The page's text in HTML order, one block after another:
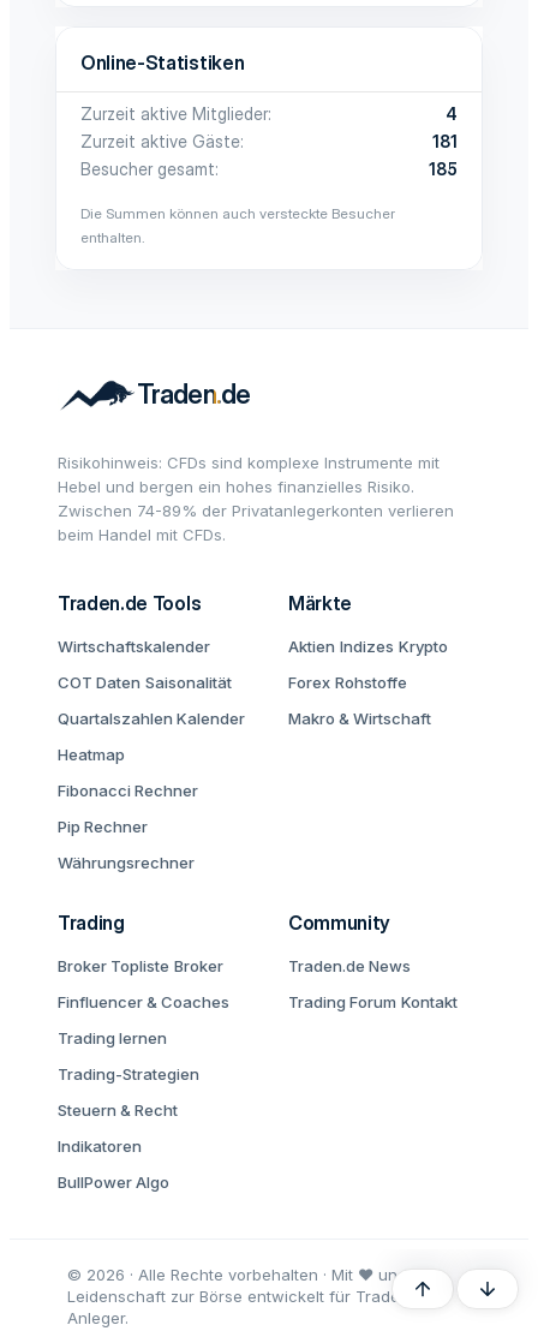
Online-Statistiken
Zurzeit aktive Mitglieder
4
Zurzeit aktive Gäste
181
Besucher gesamt
185
Die Summen können auch versteckte Besucher
enthalten.
Risikohinweis: CFDs sind komplexe Instrumente mit
Hebel und bergen ein hohes finanzielles Risiko.
Zwischen 74-89% der Privatanlegerkonten verlieren
beim Handel mit CFDs.
Traden.de Tools
Wirtschaftskalender
COT Daten Saisonalität
Quartalszahlen Kalender
Heatmap
Fibonacci Rechner
Pip Rechner
Währungsrechner
Märkte
Aktien Indizes Krypto
Forex Rohstoffe
Makro & Wirtschaft
Trading
Broker Topliste Broker
Finfluencer & Coaches
Trading lernen
Trading-Strategien
Steuern & Recht
Indikatoren
BullPower Algo
Community
Traden.de News
Trading Forum Kontakt
© 2026 · Alle Rechte vorbehalten · Mit ♥ und
Leidenschaft zur Börse entwickelt für Trader und
Anleger.
Oben Unten